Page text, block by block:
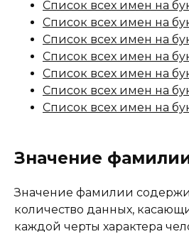
Список всех имен на
Список всех имен на
Список всех имен на
Список всех имен на
Список всех имен на
Список всех имен на
Список всех имен на
Значение
Значение фамилии
количество данных,
каждой черты характера